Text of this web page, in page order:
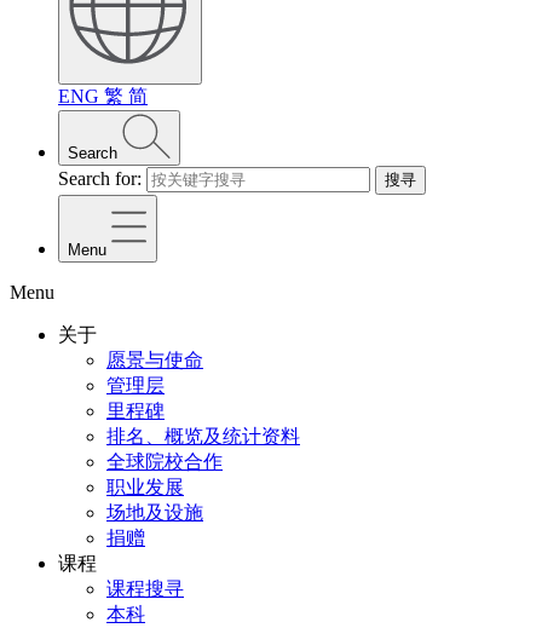
ENG 繁 简
Search
Search for: 搜寻
Menu
Menu
关于
愿景与使命
管理层
里程碑
排名、概览及统计资料
全球院校合作
职业发展
场地及设施
捐赠
课程
课程搜寻
本科